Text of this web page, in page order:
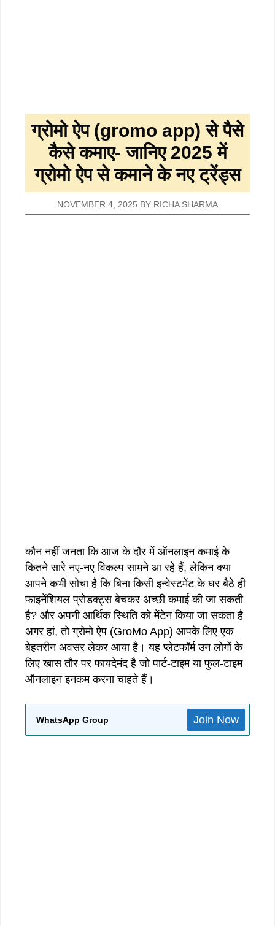
ग्रोमो ऐप (gromo app) से पैसे
कैसे कमाए- जानिए 2025 में
ग्रोमो ऐप से कमाने के नए ट्रेंड्स
NOVEMBER 4, 2025 BY RICHA SHARMA
कौन नहीं जनता कि आज के दौर में ऑनलाइन कमाई के
कितने सारे नए-नए विकल्प सामने आ रहे हैं, लेकिन क्या
आपने कभी सोचा है कि बिना किसी इन्वेस्टमेंट के घर बैठे ही
फाइनेंशियल प्रोडक्ट्स बेचकर अच्छी कमाई की जा सकती
है? और अपनी आर्थिक स्थिति को मेंटेन किया जा सकता है
अगर हां, तो ग्रोमो ऐप (GroMo App) आपके लिए एक
बेहतरीन अवसर लेकर आया है। यह प्लेटफॉर्म उन लोगों के
लिए खास तौर पर फायदेमंद है जो पार्ट-टाइम या फुल-टाइम
ऑनलाइन इनकम करना चाहते हैं।
WhatsApp Group Join Now